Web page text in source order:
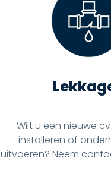
Wilt u een nieuwe
installeren of
uitvoeren? Neem